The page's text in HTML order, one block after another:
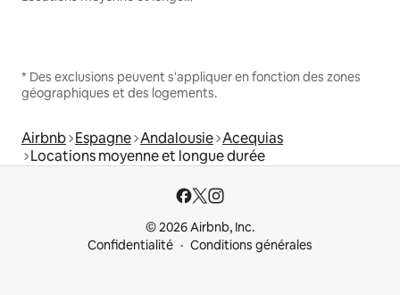
* Des exclusions peuvent s'appliquer en fonction des zones
géographiques et des logements.
Airbnb Espagne Andalousie Acequias
Locations moyenne et longue durée
© 2026 Airbnb, Inc.
Confidentialité
Conditions générales